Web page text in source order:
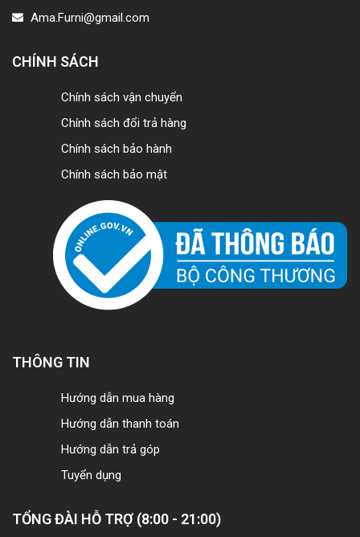
Ama.Furni@gmail.com
CHÍNH SÁCH
Chính sách vận chuyển
Chính sách đổi trả hàng
Chính sách bảo hành
Chính sách bảo mật
THÔNG TIN
Hướng dẫn mua hàng
Hướng dẫn thanh toán
Hướng dẫn trả góp
Tuyển dụng
TỔNG ĐÀI HỖ TRỢ (8:00 - 21:00)